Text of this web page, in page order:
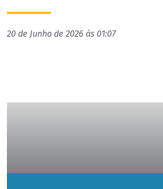
20 de Junho de 2026 às 01:07